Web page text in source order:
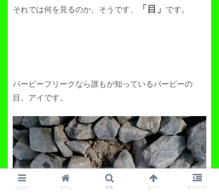
それでは何を見るのか、そうです、 「目」 です。
バービーフリークなら誰もが知っているバービーの
目。アイです。
メニュー ホーム 検索 トップ サイドバー